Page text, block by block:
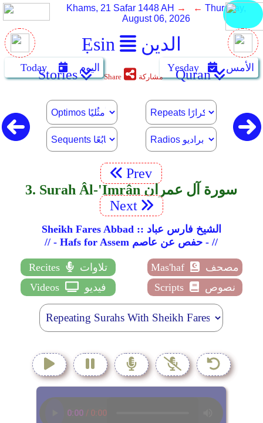
Ẹsin الدين
Khams, 21 Safar 1448 AH → ← Thursday,
August 06, 2026
Today اليوم Yẹsday الأمس Stories Share مشاركة Quran
Prev
3. Surah Âl-'Imrân سورة آل عمران
Next
Sheikh Fares Abbad :: الشيخ فارس عباد
// - Hafs for Assem حفص عن عاصم - //
Recites تلاوات Mas'haf
مصحف
Videos
فيديو Scripts نصوص